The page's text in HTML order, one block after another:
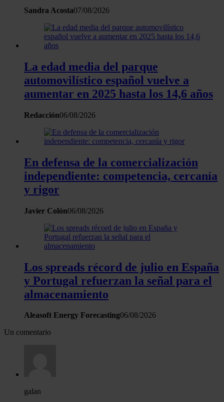
información sobre el uso que haga del sitio web con
nuestros partners de redes sociales, publicidad y análisis
web, quienes pueden combinarla con otra información
que les haya proporcionado o que hayan recopilado a
partir del uso que haya hecho de sus servicios.
Sandra Acosta07/08/2026
La edad media del parque
automovilístico español vuelve a
aumentar en 2025 hasta los 14,6 años
Redacción06/08/2026
En defensa de la comercialización
independiente: competencia, cercanía
y rigor
Javier Colón06/08/2026
Los spreads récord de julio en España
y Portugal refuerzan la señal para el
almacenamiento
Aleasoft Energy Forecasting06/08/2026
Un comentario
galan